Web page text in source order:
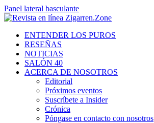
Panel lateral basculante
ENTENDER LOS PUROS
RESEÑAS
NOTICIAS
SALÓN 40
ACERCA DE NOSOTROS
Editorial
Próximos eventos
Suscríbete a Insider
Crónica
Póngase en contacto con nosotros